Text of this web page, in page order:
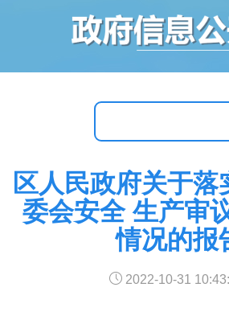
区人民政府关于落
委会安全 生产审
情况的报
2022-10-31